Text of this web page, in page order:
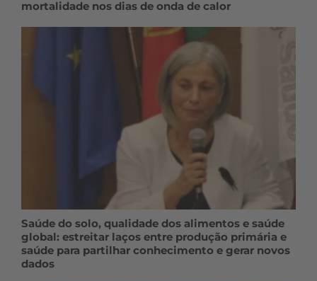
mortalidade nos dias de onda de calor
Saúde do solo, qualidade dos alimentos e saúde
global: estreitar laços entre produção primária e
saúde para partilhar conhecimento e gerar novos
dados